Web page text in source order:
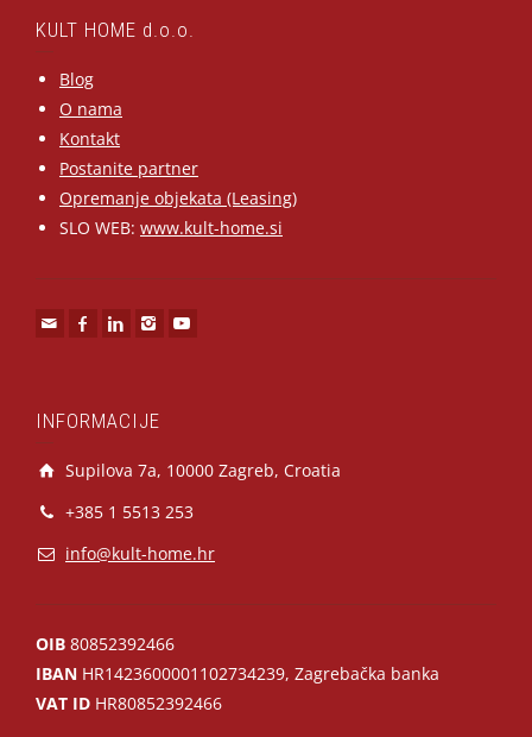
KULT HOME d.o.o.
Blog
O nama
Kontakt
Postanite partner
Opremanje objekata (Leasing)
SLO WEB: www.kult-home.si
INFORMACIJE
Supilova 7a, 10000 Zagreb, Croatia
+385 1 5513 253
info@kult-home.hr
OIB 80852392466
IBAN HR1423600001102734239, Zagrebačka banka
VAT ID HR80852392466